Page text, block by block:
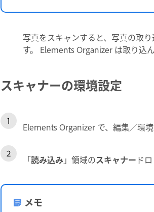
写真をスキャンすると、写真の取
す。 Elements Organizer は取り込
スキャナーの環境設定
Elements Organizer で、編集／環
「読み込み」領域のスキャナー ド
メモ